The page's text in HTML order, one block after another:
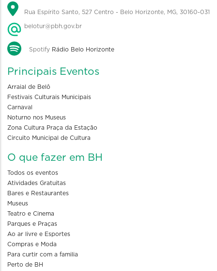
Rua Espírito Santo, 527 Centro - Belo Horizonte, MG, 30160-031
belotur@pbh.gov.br
Spotify Rádio Belo Horizonte
Principais Eventos
Arraial de Belô
Festivais Culturais Municipais
Carnaval
Noturno nos Museus
Zona Cultura Praça da Estação
Circuito Municipal de Cultura
O que fazer em BH
Todos os eventos
Atividades Gratuitas
Bares e Restaurantes
Museus
Teatro e Cinema
Parques e Praças
Ao ar livre e Esportes
Compras e Moda
Para curtir com a familia
Perto de BH